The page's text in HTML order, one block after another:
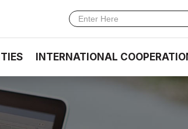
INTERNATIONAL